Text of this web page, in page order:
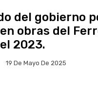
del gobierno
obras del
2023.
19 De Mayo De 2025